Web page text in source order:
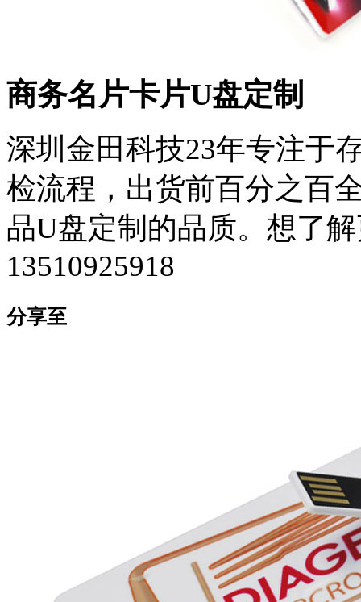
商务名片卡片U盘定制
深圳金田科技23年专注于
检流程，出货前百分之百
品U盘定制的品质。想了
13510925918
分享至